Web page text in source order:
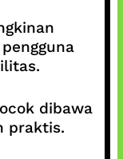
dibawa
praktis.